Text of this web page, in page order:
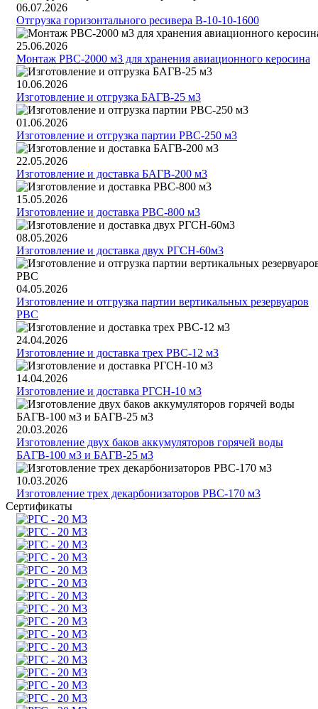
06.07.2026
Отгрузка горизонтального ресивера В-10-10-1600
25.06.2026
Монтаж РВС-2000 м3 для хранения авиационного керосина
10.06.2026
Изготовление и отгрузка БАГВ-25 м3
01.06.2026
Изготовление и отгрузка партии РВС-250 м3
22.05.2026
Изготовление и доставка БАГВ-200 м3
15.05.2026
Изготовление и доставка РВС-800 м3
08.05.2026
Изготовление и доставка двух РГСН-60м3
04.05.2026
Изготовление и отгрузка партии вертикальных резервуаров
РВС
24.04.2026
Изготовление и доставка трех РВС-12 м3
14.04.2026
Изготовление и доставка РГСН-10 м3
20.03.2026
Изготовление двух баков аккумуляторов горячей воды
БАГВ-100 м3 и БАГВ-25 м3
10.03.2026
Изготовление трех декарбонизаторов РВС-170 м3
Сертификаты